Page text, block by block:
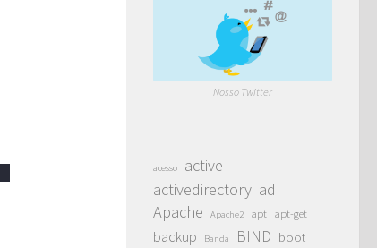
Nosso Twitter
acesso
active
activedirectory ad
Apache
Apache2 apt apt-get
backup Banda BIND boot